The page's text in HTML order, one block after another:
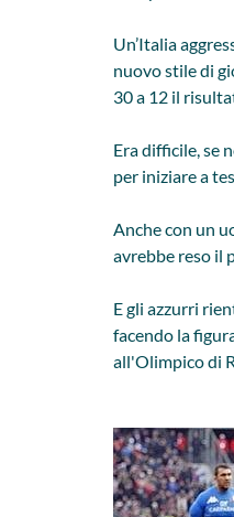
Un’Italia
nuovo stile di
30 a 12 il
Era difficile, se
per iniziare a
Anche con un
avrebbe reso il
E gli azzurri
facendo la
all'Olimpico di